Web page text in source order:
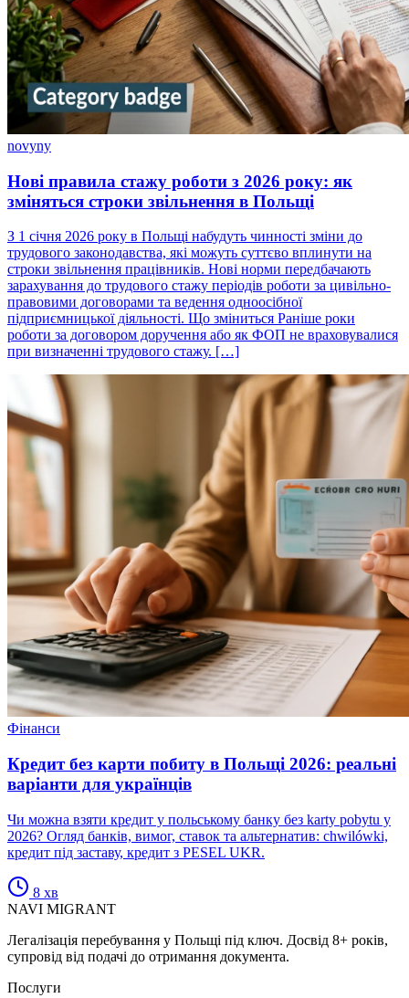
novyny
Нові правила стажу роботи з 2026 року: як
зміняться строки звільнення в Польщі
З 1 січня 2026 року в Польщі набудуть чинності зміни до
трудового законодавства, які можуть суттєво вплинути на
строки звільнення працівників. Нові норми передбачають
зарахування до трудового стажу періодів роботи за цивільно-
правовими договорами та ведення одноосібної
підприємницької діяльності. Що зміниться Раніше роки
роботи за договором доручення або як ФОП не враховувалися
при визначенні трудового стажу. […]
Фінанси
Кредит без карти побиту в Польщі 2026: реальні
варіанти для українців
Чи можна взяти кредит у польському банку без karty pobytu у
2026? Огляд банків, вимог, ставок та альтернатив: chwilówki,
кредит під заставу, кредит з PESEL UKR.
8 хв
NAVI MIGRANT
Легалізація перебування у Польщі під ключ. Досвід 8+ років,
супровід від подачі до отримання документа.
Послуги